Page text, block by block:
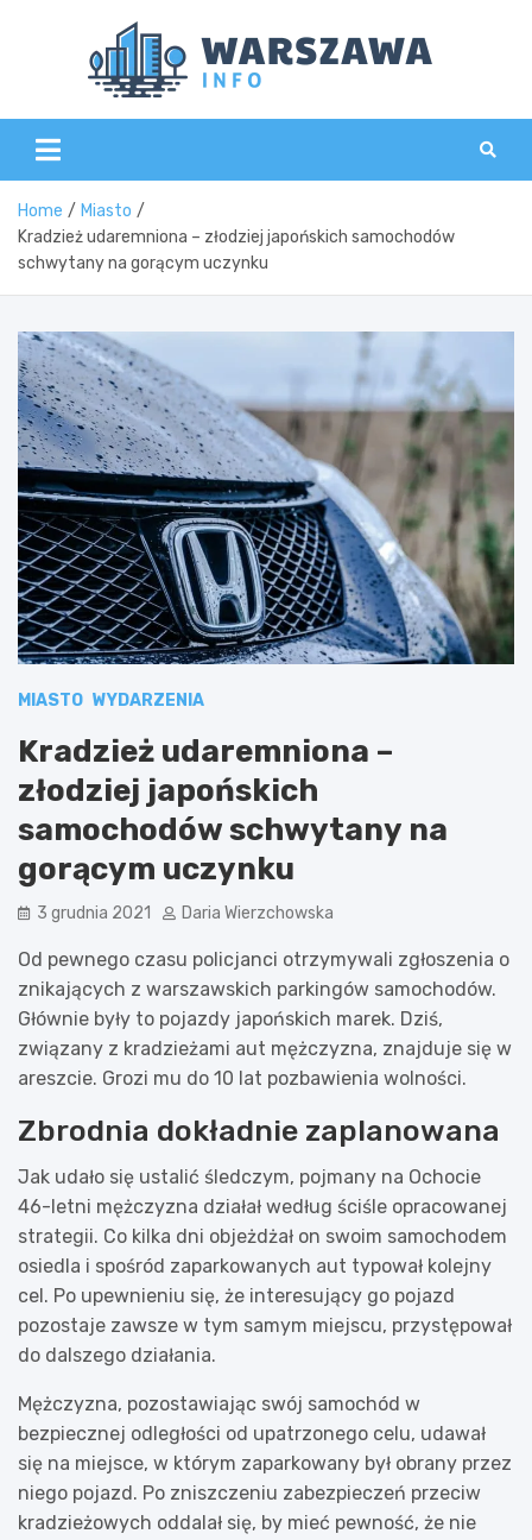
Home
Miasto
Kradzież udaremniona – złodziej japońskich samochodów
schwytany na gorącym uczynku
MIASTO WYDARZENIA
Kradzież udaremniona –
złodziej japońskich
samochodów schwytany na
gorącym uczynku
3 grudnia 2021 Daria Wierzchowska
Od pewnego czasu policjanci otrzymywali zgłoszenia o
znikających z warszawskich parkingów samochodów.
Głównie były to pojazdy japońskich marek. Dziś,
związany z kradzieżami aut mężczyzna, znajduje się w
areszcie. Grozi mu do 10 lat pozbawienia wolności.
Zbrodnia dokładnie zaplanowana
Jak udało się ustalić śledczym, pojmany na Ochocie
46-letni mężczyzna działał według ściśle opracowanej
strategii. Co kilka dni objeżdżał on swoim samochodem
osiedla i spośród zaparkowanych aut typował kolejny
cel. Po upewnieniu się, że interesujący go pojazd
pozostaje zawsze w tym samym miejscu, przystępował
do dalszego działania.
Mężczyzna, pozostawiając swój samochód w
bezpiecznej odległości od upatrzonego celu, udawał
się na miejsce, w którym zaparkowany był obrany przez
niego pojazd. Po zniszczeniu zabezpieczeń przeciw
kradzieżowych oddalał się, by mieć pewność, że nie